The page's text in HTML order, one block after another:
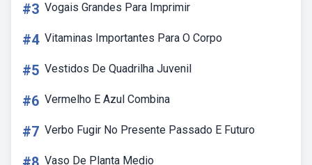
#3 Vogais Grandes Para Imprimir
#4 Vitaminas Importantes Para O Corpo
#5 Vestidos De Quadrilha Juvenil
#6 Vermelho E Azul Combina
#7 Verbo Fugir No Presente Passado E Futuro
Vaso De Planta Medio